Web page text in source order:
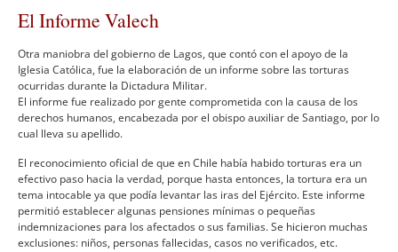
El Informe Valech
Otra maniobra del gobierno de Lagos, que contó con el apoyo de la
Iglesia Católica, fue la elaboración de un informe sobre las torturas
ocurridas durante la Dictadura Militar.
El informe fue realizado por gente comprometida con la causa de los
derechos humanos, encabezada por el obispo auxiliar de Santiago, por lo
cual lleva su apellido.
El reconocimiento oficial de que en Chile habí­a habido torturas era un
efectivo paso hacia la verdad, porque hasta entonces, la tortura era un
tema intocable ya que podí­a levantar las iras del Ejército. Este informe
permitió establecer algunas pensiones mí­nimas o pequeñas
indemnizaciones para los afectados o sus familias. Se hicieron muchas
exclusiones: niños, personas fallecidas, casos no verificados, etc.